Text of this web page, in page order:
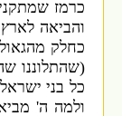
כרמז
והביאה לארץ
כחלק
(שהתלוננו
כל בני
ולמה ה'